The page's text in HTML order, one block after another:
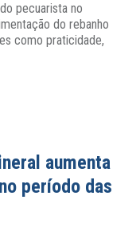
pecuarista no
do rebanho
como praticidade,
aumenta
período das